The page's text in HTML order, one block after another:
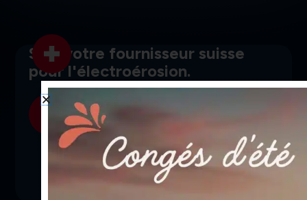
SGI, votre fournisseur suisse
pour l'électroérosion.
Découvrir